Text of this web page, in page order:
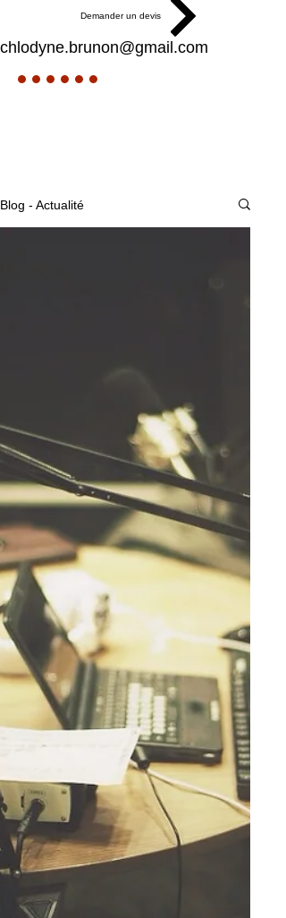
Demander un devis
chlodyne.brunon@gmail.com
Blog - Actualité